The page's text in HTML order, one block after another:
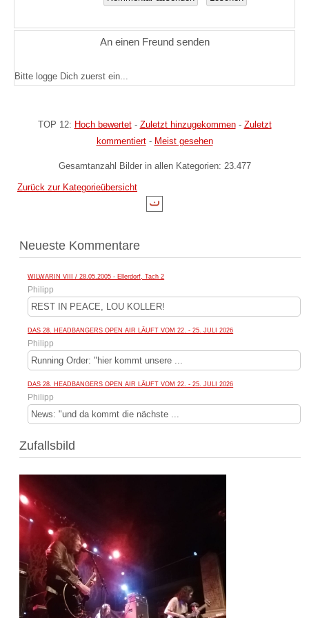
An einen Freund senden
Bitte logge Dich zuerst ein...
TOP 12: Hoch bewertet- Zuletzt hinzugekommen- Zuletzt
kommentiert- Meist gesehen
Gesamtanzahl Bilder in allen Kategorien: 23.477
Zurück zur Kategorieübersicht
Neueste Kommentare
WILWARIN VIII / 28.05.2005 - Ellerdorf, Tach 2
Philipp
REST IN PEACE, LOU KOLLER!
DAS 28. HEADBANGERS OPEN AIR LÄUFT VOM 22. - 25. JULI 2026
Philipp
Running Order: "hier kommt unsere ...
DAS 28. HEADBANGERS OPEN AIR LÄUFT VOM 22. - 25. JULI 2026
Philipp
News: "und da kommt die nächste ...
Zufallsbild